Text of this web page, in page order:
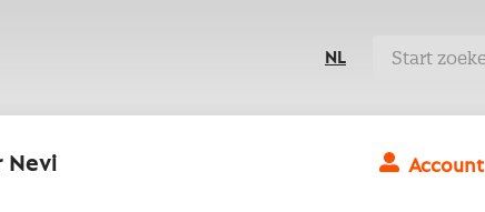
NL
Nevi Account